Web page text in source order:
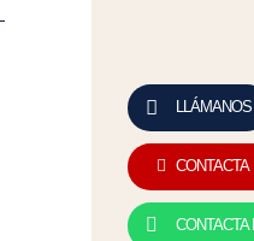
LLÁMANOS